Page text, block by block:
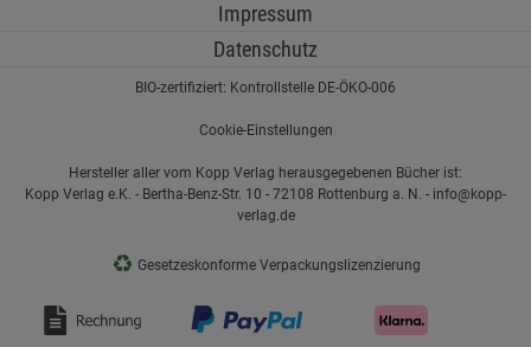
Impressum
Datenschutz
BIO-zertifiziert: Kontrollstelle DE-ÖKO-006
Cookie-Einstellungen
Hersteller aller vom Kopp Verlag herausgegebenen Bücher ist:
Kopp Verlag e.K. - Bertha-Benz-Str. 10 - 72108 Rottenburg a. N. - info@kopp-
verlag.de
♻ Gesetzeskonforme Verpackungslizenzierung